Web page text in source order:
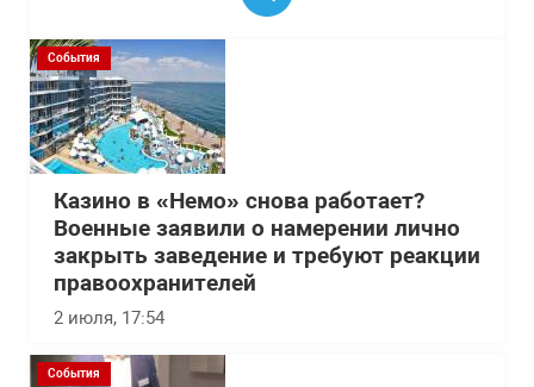
События
Казино в «Немо» снова работает?
Военные заявили о намерении лично
закрыть заведение и требуют реакции
правоохранителей
2 июля, 17:54
События